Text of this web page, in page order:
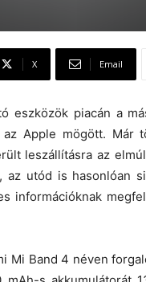
X Email
eszközök piacán a
Apple mögött. Már
leszállításra az
az utód is hasonlóan
információknak
Mi Band 4 néven